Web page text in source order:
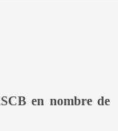
en nombre de